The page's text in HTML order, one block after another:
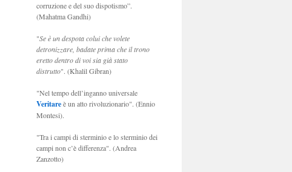
corruzione e del suo dispotismo”.
(Mahatma Gandhi)
"Se è un despota colui che volete
detronizzare, badate prima che il trono
eretto dentro di voi sia già stato
distrutto". (Khalil Gibran)
"Nel tempo dell’inganno universale
Veritareè un atto rivoluzionario". (Ennio
Montesi).
"Tra i campi di sterminio e lo sterminio dei
campi non c’è differenza". (Andrea
Zanzotto)